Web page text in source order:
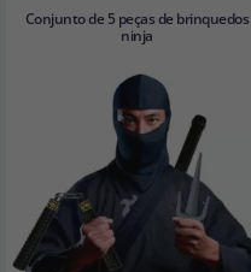
Conjunto de 5 peças de brinquedos
ninja